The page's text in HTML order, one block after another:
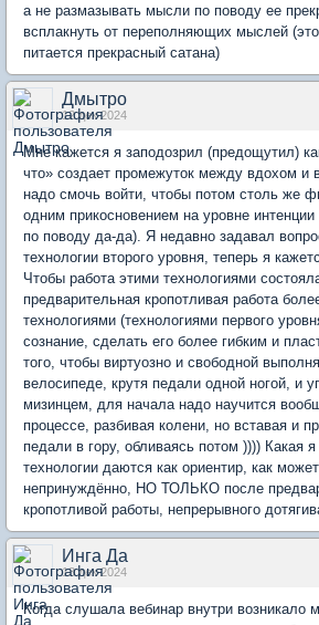
а не размазывать мысли по поводу ее
всплакнуть от переполняющих мыслей
питается прекрасный сатана)
Дмытро
12 дек 2024
Мне кажется я заподозрил (предощутил)
что» создает промежуток между вдохом
надо смочь войти, чтобы потом столь же
одним прикосновением на уровне интенции
по поводу да-да). Я недавно задавал
технологии второго уровня, теперь я
Чтобы работа этими технологиями
предварительная кропотливая работа
технологиями (технологиями первого
сознание, сделать его более гибким и
того, чтобы виртуозно и свободной
велосипеде, крутя педали одной ногой, и
мизинцем, для начала надо научится
процессе, разбивая колени, но вставая и
педали в гору, обливаясь потом )))) Какая
технологии даются как ориентир, как
непринуждённо, НО ТОЛЬКО после
кропотливой работы, непрерывного
Инга Да
13 дек 2024
Когда слушала вебинар внутри возникало